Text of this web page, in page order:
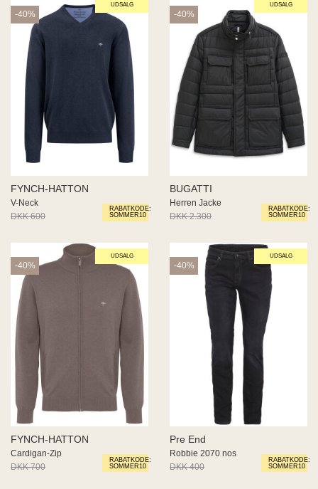
UDSALG
RABATKODE:
SOMMER10
-40%
FYNCH-HATTON
V-Neck
DKK 600
DKK 360
UDSALG
RABATKODE:
SOMMER10
-40%
BUGATTI
Herren Jacke
DKK 2.300
DKK 1.380
UDSALG
RABATKODE:
SOMMER10
-40%
FYNCH-HATTON
Cardigan-Zip
DKK 700
DKK 420
UDSALG
RABATKODE:
SOMMER10
-40%
Pre End
Robbie 2070 nos
DKK 400
DKK 240